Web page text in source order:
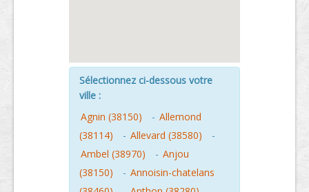
Sélectionnez ci-dessous votre
ville :
Agnin (38150)
- Allemond
(38114)
- Allevard (38580)
-
Ambel (38970)
- Anjou
(38150)
- Annoisin-chatelans